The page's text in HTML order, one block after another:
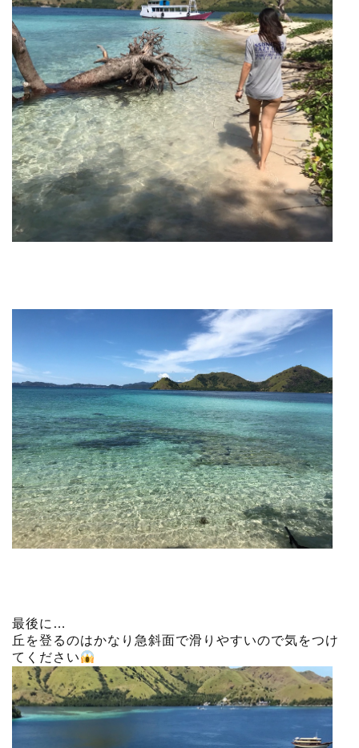
最後に…
丘を登るのはかなり急斜面で滑りやすいので気をつけ
てください